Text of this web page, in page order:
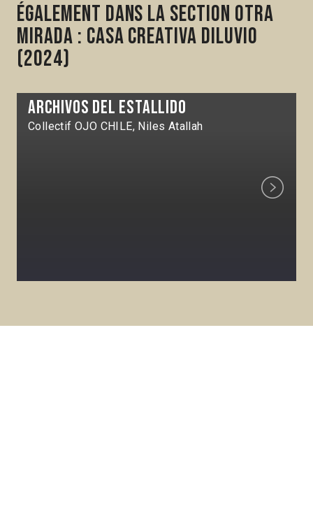
Également dans la section Otra
mirada : Casa Creativa Diluvio
(2024)
Archivos del estallido
Collectif OJO CHILE, Niles Atallah
Next